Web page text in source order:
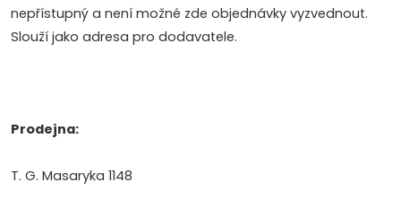
nepřístupný a není možné zde objednávky vyzvednout.
Slouží jako adresa pro dodavatele.
Prodejna:
T. G. Masaryka 1148